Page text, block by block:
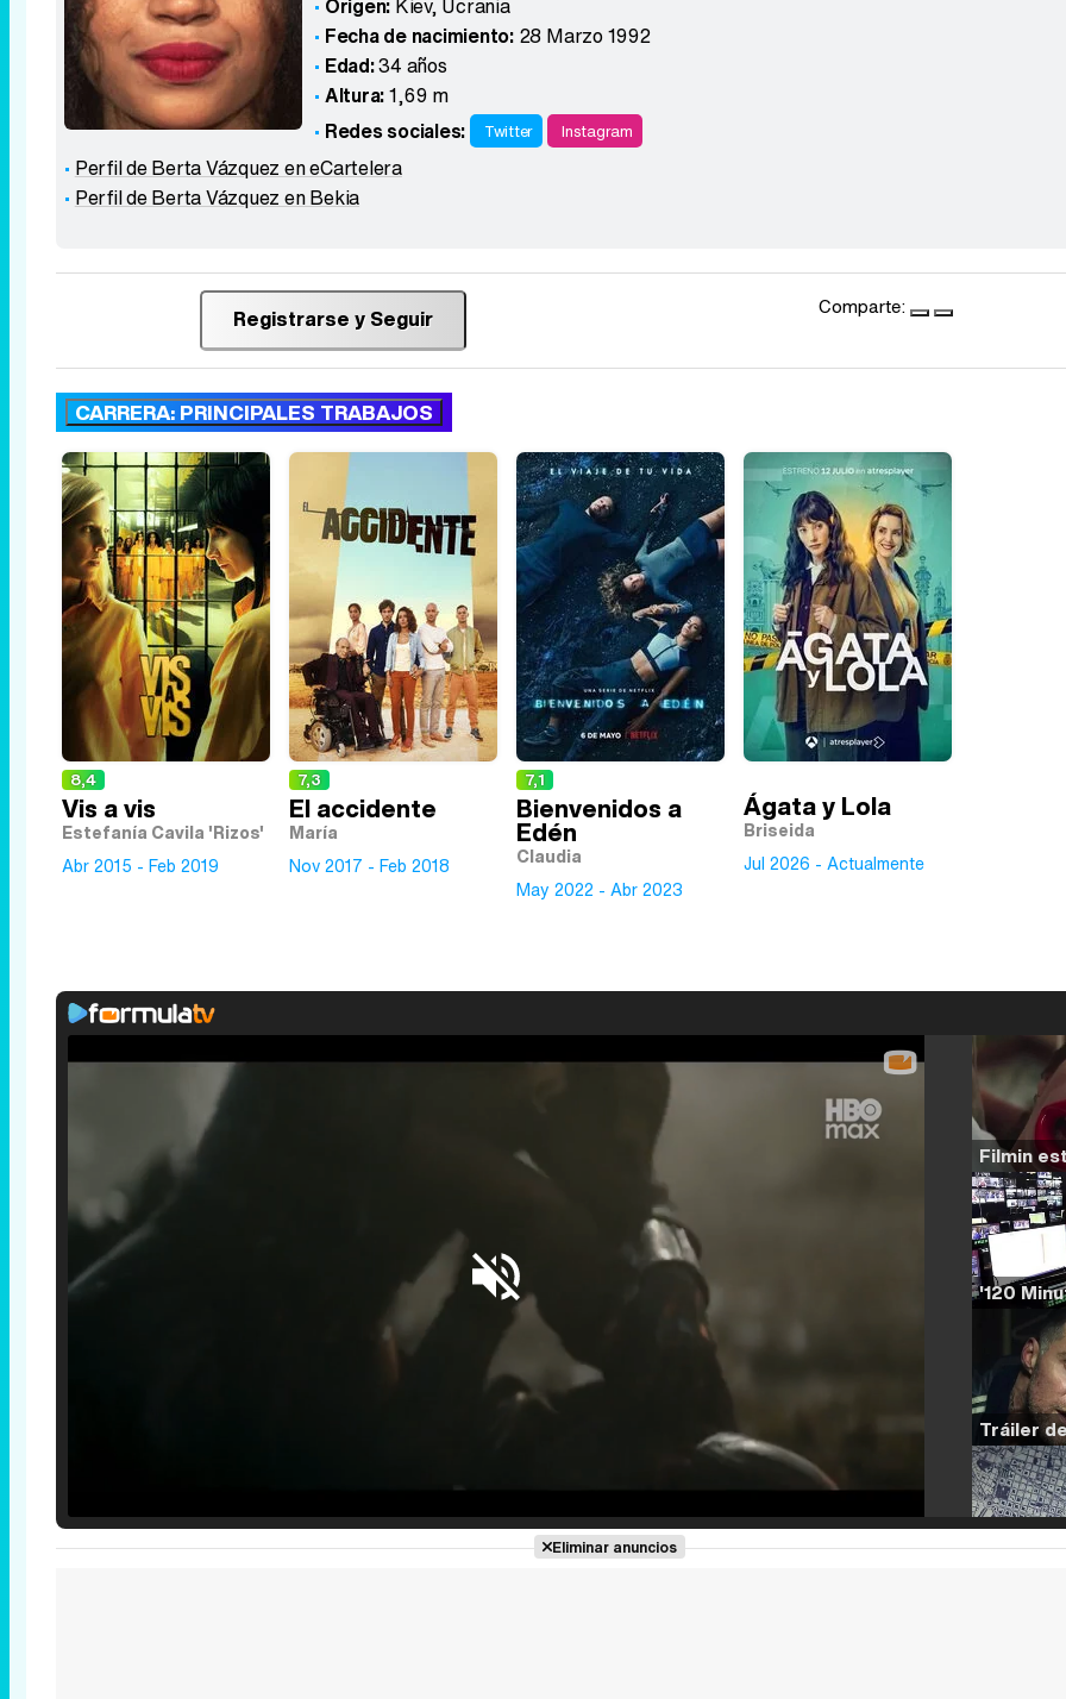
Origen: Kiev, Ucrania
Fecha de nacimiento: 28 Marzo 1992
Edad:34 años
Altura:1,69 m
Redes sociales:
Twitter Instagram
Perfil de Berta Vázquez en eCartelera
Perfil de Berta Vázquez en Bekia
Comparte:
Registrarse y Seguir
CARRERA: PRINCIPALES TRABAJOS
8,4
Vis a vis
Estefanía Cavila 'Rizos'
Abr 2015 - Feb 2019
7,3
El accidente
María
Nov 2017 - Feb 2018
7,1
Bienvenidos a
Edén
Claudia
May 2022 - Abr 2023
Ágata y Lola
Briseida
Jul 2026 - Actualmente
Eliminar anuncios